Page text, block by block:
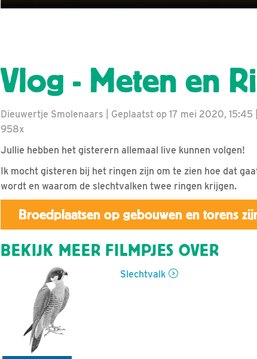
Vlog - Meten en
Dieuwertje Smolenaars | Geplaatst op 17 mei 2020, 15:45 |
958x
Jullie hebben het gisterern allemaal live kunnen volgen!
Ik mocht gisteren bij het ringen zijn om te zien hoe dat
wordt en waarom de slechtvalken twee ringen krijgen.
Broedplaatsen op gebouwen en torens
BEKIJK MEER FILMPJES OVER
Slechtvalk